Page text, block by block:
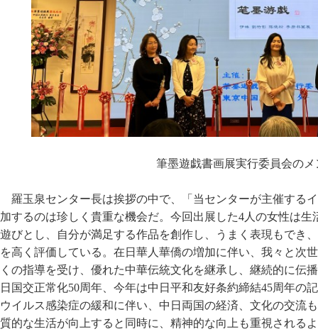
筆墨遊戯書画展実行委員会のメ
羅玉泉センター長は挨拶の中で、「当センターが主催する
加するのは珍しく貴重な機会だ。今回出展した4人の女性は
遊びとし、自分が満足する作品を創作し、うまく表現もでき
を高く評価している。在日華人華僑の増加に伴い、我々と次
くの指導を受け、優れた中華伝統文化を継承し、継続的に伝
日国交正常化50周年、今年は中日平和友好条約締結45周年の
ウイルス感染症の緩和に伴い、中日両国の経済、文化の交流
質的な生活が向上すると同時に、精神的な向上も重視される